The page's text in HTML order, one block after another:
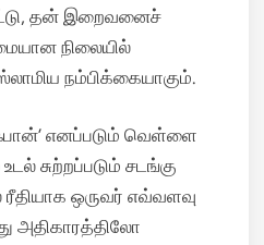
தன் இறைவனைச்
நிலையில்
நம்பிக்கையாகும்.
எனப்படும் வெள்ளை
சுற்றப்படும் சடங்கு
ரீதியாக ஒருவர் எவ்வளவு
அதிகாரத்திலோ